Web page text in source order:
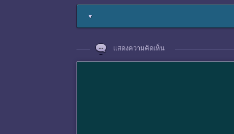
▼
แสดงความคิดเห็น